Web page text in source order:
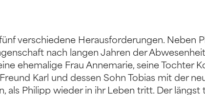
verschiedene Herausforderungen. Neben
nach langen Jahren der
ehemalige Frau Annemarie, seine Tochter
Karl und dessen Sohn Tobias mit der
als Philipp wieder in ihr Leben tritt. Der